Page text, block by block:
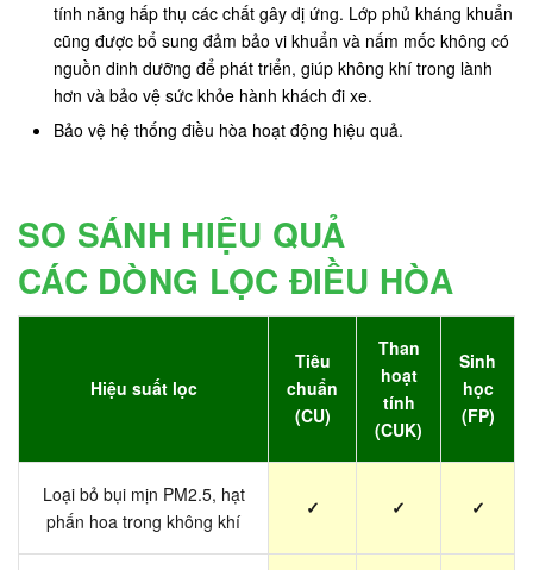
tính năng hấp thụ các chất gây dị ứng. Lớp phủ kháng khuẩn
cũng được bổ sung đảm bảo vi khuẩn và nấm mốc không có
nguồn dinh dưỡng để phát triển, giúp không khí trong lành
hơn và bảo vệ sức khỏe hành khách đi xe.
Bảo vệ hệ thống điều hòa hoạt động hiệu quả.
SO SÁNH HIỆU QUẢ
CÁC DÒNG LỌC ĐIỀU HÒA
Hiệu suất lọc
Tiêu
chuẩn
(CU)
Than
hoạt
tính
(CUK)
Sinh
học
(FP)
Loại bỏ bụi mịn PM2.5, hạt
phấn hoa trong không khí
✓ ✓ ✓